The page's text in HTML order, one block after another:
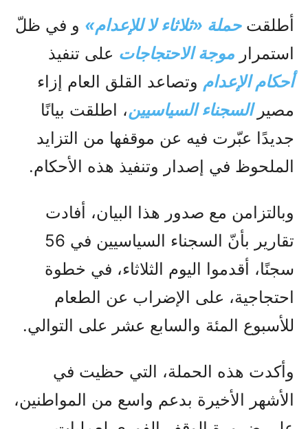
أطلقتحملة «ثلاثاء لا للإعدام» و في ظلّ
استمرار موجة الاحتجاجات على تنفيذ
أحكام الإعدام وتصاعد القلق العام إزاء
مصير السجناء السياسيين، اطلقت بيانًا
جديدًا عبّرت فيه عن موقفها من التزايد
الملحوظ في إصدار وتنفيذ هذه الأحكام.
وبالتزامن مع صدور هذا البيان، أفادت
تقارير بأنّ السجناء السياسيين في 56
سجنًا، أقدموا اليوم الثلاثاء، في خطوة
احتجاجية، على الإضراب عن الطعام
للأسبوع المئة والسابع عشر على التوالي.
وأكدت هذه الحملة، التي حظيت في
الأشهر الأخيرة بدعم واسع من المواطنين،